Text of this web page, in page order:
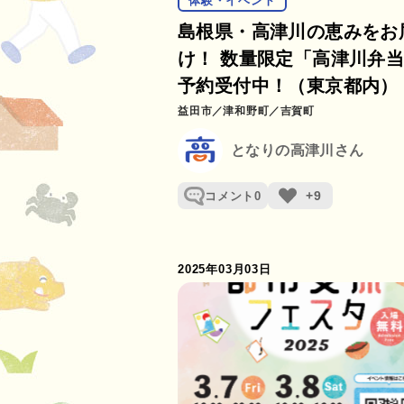
島根県・高津川の恵みをお
け！ 数量限定「高津川弁
予約受付中！（東京都内）
益田市 津和野町 吉賀町
となりの高津川さん
コメント0 +9
2025年03月03日